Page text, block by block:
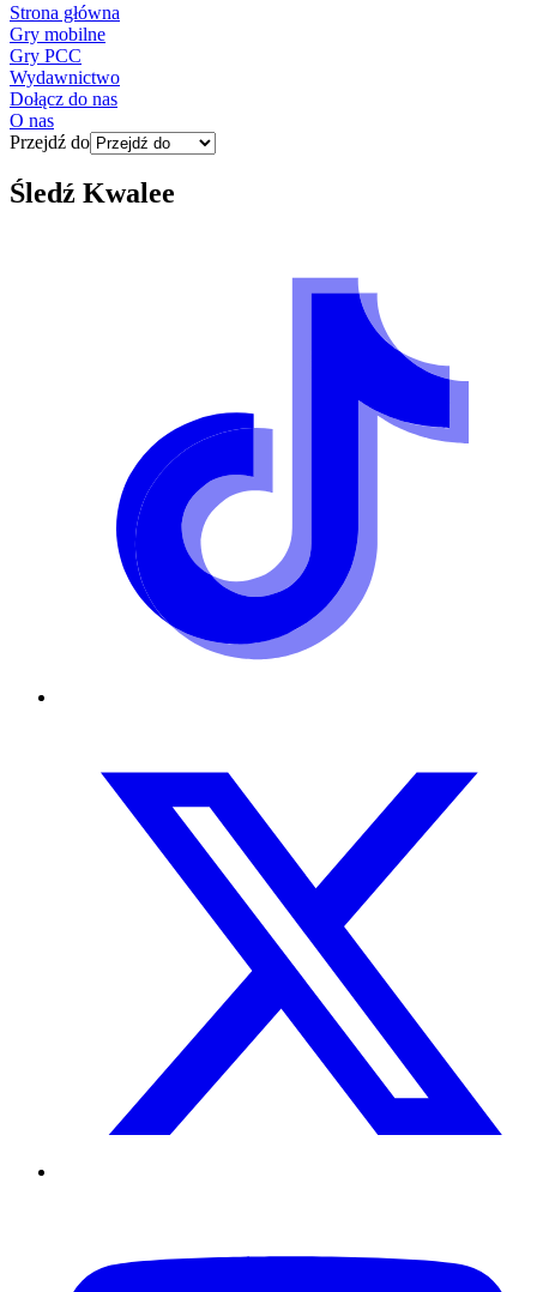
Strona główna
Gry mobilne
Gry PCC
Wydawnictwo
Dołącz do nas
O nas
Przejdź do
Śledź Kwalee